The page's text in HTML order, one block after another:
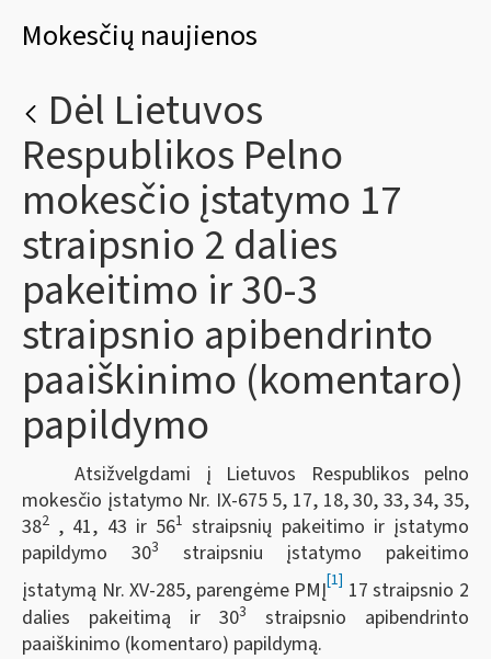
Mokesčių naujienos
Dėl Lietuvos
Respublikos Pelno
mokesčio įstatymo 17
straipsnio 2 dalies
pakeitimo ir 30-3
straipsnio apibendrinto
paaiškinimo (komentaro)
papildymo
Atsižvelgdami į Lietuvos Respublikos pelno
mokesčio įstatymo Nr. IX-675 5, 17, 18, 30, 33, 34, 35,
382 , 41, 43 ir 561 straipsnių pakeitimo ir įstatymo
papildymo 303
straipsniu įstatymo pakeitimo
įstatymą Nr. XV-285, parengėme PMĮ[1] 17 straipsnio 2
dalies pakeitimą ir 303
straipsnio apibendrinto
paaiškinimo (komentaro) papildymą.